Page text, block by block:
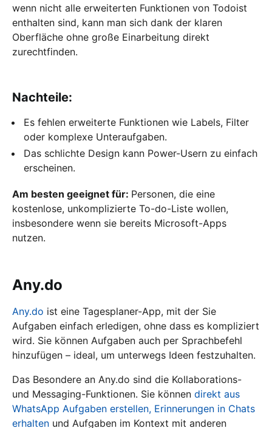
wenn nicht alle erweiterten Funktionen von Todoist
enthalten sind, kann man sich dank der klaren
Oberfläche ohne große Einarbeitung direkt
zurechtfinden.
Nachteile:
Es fehlen erweiterte Funktionen wie Labels, Filter
oder komplexe Unteraufgaben.
Das schlichte Design kann Power-Usern zu einfach
erscheinen.
Am besten geeignet für: Personen, die eine
kostenlose, unkomplizierte To-do-Liste wollen,
insbesondere wenn sie bereits Microsoft-Apps
nutzen.
Any.do
Any.do ist eine Tagesplaner-App, mit der Sie
Aufgaben einfach erledigen, ohne dass es kompliziert
wird. Sie können Aufgaben auch per Sprachbefehl
hinzufügen – ideal, um unterwegs Ideen festzuhalten.
Das Besondere an Any.do sind die Kollaborations-
und Messaging-Funktionen. Sie können direkt aus
WhatsApp Aufgaben erstellen, Erinnerungen in Chats
erhalten und Aufgaben im Kontext mit anderen